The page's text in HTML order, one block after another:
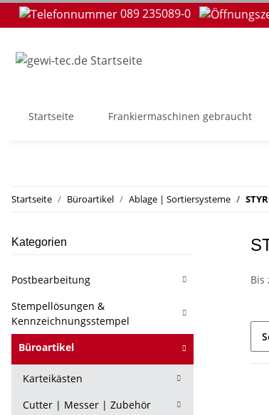
089 235089-0
Startseite Frankiermaschinen gebraucht
Startseite Büroartikel Ablage | Sortiersysteme
Bis
Kategorien
Postbearbeitung
Stempellösungen &
Kennzeichnungsstempel
Büroartikel
Karteikästen
Cutter | Messer | Zubehör